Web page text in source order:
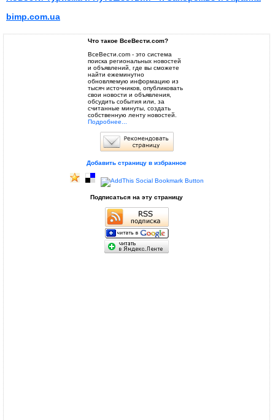
bimp.com.ua
Что такое ВсеВести.com?
ВсеВести.com - это система
поиска региональных новостей
и объявлений, где вы сможете
найти ежеминутно
обновляемую информацию из
тысяч источников, опубликовать
свои новости и объявления,
обсудить события или, за
считанные минуты, создать
собственную ленту новостей.
Подробнее...
Добавить страницу в избранное
Подписаться на эту страницу